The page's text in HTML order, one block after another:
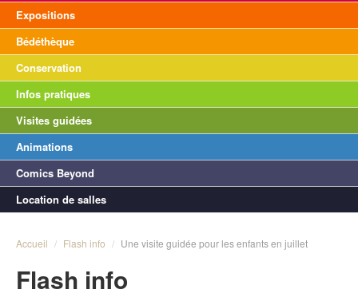
Expositions
Bédéthèque
Conservation
Infos pratiques
Visites guidées
Animations
Comics Beyond
Location de salles
Accueil / Flash info / Une visite guidée pour les enfants en juillet
Flash info